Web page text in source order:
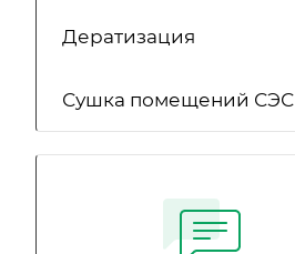
Дератизация
Сушка помещений СЭС